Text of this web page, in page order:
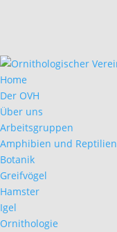
Home
Der OVH
Über uns
Arbeitsgruppen
Amphibien und Reptilien
Botanik
Greifvögel
Hamster
Igel
Ornithologie